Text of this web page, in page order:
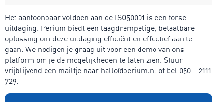
Het aantoonbaar voldoen aan de ISO50001 is een forse
uitdaging. Perium biedt een laagdrempelige, betaalbare
oplossing om deze uitdaging efficiënt en effectief aan te
gaan. We nodigen je graag uit voor een demo van ons
platform om je de mogelijkheden te laten zien. Stuur
vrijblijvend een mailtje naar hallo@perium.nl of bel 050 – 2111
729.